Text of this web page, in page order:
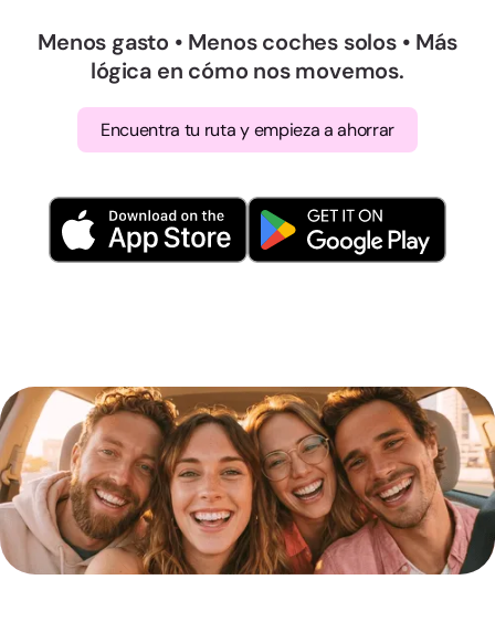
Menos gasto • Menos coches solos • Más
lógica en cómo nos movemos.
Encuentra tu ruta y empieza a ahorrar